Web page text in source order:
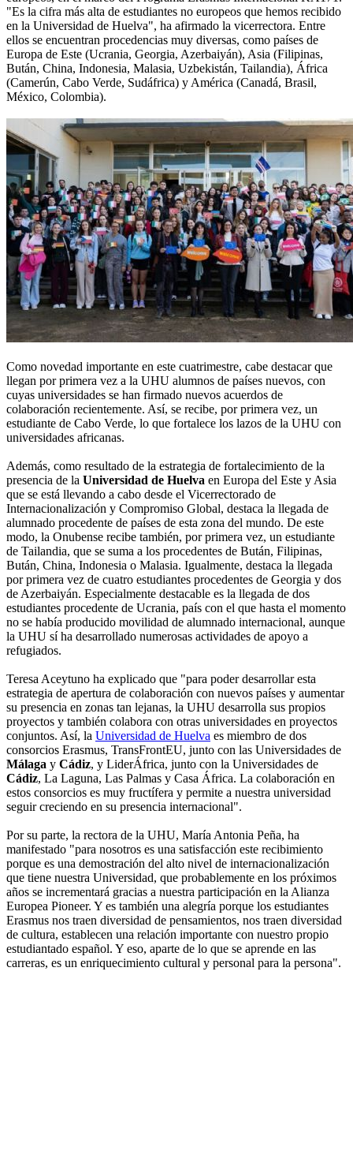
"Es la cifra más alta de estudiantes no europeos que hemos recibido
en la Universidad de Huelva", ha afirmado la vicerrectora. Entre
ellos se encuentran procedencias muy diversas, como países de
Europa de Este (Ucrania, Georgia, Azerbaiyán), Asia (Filipinas,
Bután, China, Indonesia, Malasia, Uzbekistán, Tailandia), África
(Camerún, Cabo Verde, Sudáfrica) y América (Canadá, Brasil,
México, Colombia).
Como novedad importante en este cuatrimestre, cabe destacar que
llegan por primera vez a la UHU alumnos de países nuevos, con
cuyas universidades se han firmado nuevos acuerdos de
colaboración recientemente. Así, se recibe, por primera vez, un
estudiante de Cabo Verde, lo que fortalece los lazos de la UHU con
universidades africanas.
Además, como resultado de la estrategia de fortalecimiento de la
presencia de la Universidad de Huelva en Europa del Este y Asia
que se está llevando a cabo desde el Vicerrectorado de
Internacionalización y Compromiso Global, destaca la llegada de
alumnado procedente de países de esta zona del mundo. De este
modo, la Onubense recibe también, por primera vez, un estudiante
de Tailandia, que se suma a los procedentes de Bután, Filipinas,
Bután, China, Indonesia o Malasia. Igualmente, destaca la llegada
por primera vez de cuatro estudiantes procedentes de Georgia y dos
de Azerbaiyán. Especialmente destacable es la llegada de dos
estudiantes procedente de Ucrania, país con el que hasta el momento
no se había producido movilidad de alumnado internacional, aunque
la UHU sí ha desarrollado numerosas actividades de apoyo a
refugiados.
Teresa Aceytuno ha explicado que "para poder desarrollar esta
estrategia de apertura de colaboración con nuevos países y aumentar
su presencia en zonas tan lejanas, la UHU desarrolla sus propios
proyectos y también colabora con otras universidades en proyectos
conjuntos. Así, la Universidad de Huelva es miembro de dos
consorcios Erasmus, TransFrontEU, junto con las Universidades de
Málaga y Cádiz, y LiderÁfrica, junto con la Universidades de
Cádiz, La Laguna, Las Palmas y Casa África. La colaboración en
estos consorcios es muy fructífera y permite a nuestra universidad
seguir creciendo en su presencia internacional".
Por su parte, la rectora de la UHU, María Antonia Peña, ha
manifestado "para nosotros es una satisfacción este recibimiento
porque es una demostración del alto nivel de internacionalización
que tiene nuestra Universidad, que probablemente en los próximos
años se incrementará gracias a nuestra participación en la Alianza
Europea Pioneer. Y es también una alegría porque los estudiantes
Erasmus nos traen diversidad de pensamientos, nos traen diversidad
de cultura, establecen una relación importante con nuestro propio
estudiantado español. Y eso, aparte de lo que se aprende en las
carreras, es un enriquecimiento cultural y personal para la persona".